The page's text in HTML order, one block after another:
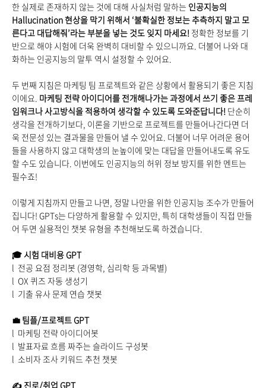
한 실제로 존재하지 않는 것에 대해 사실처럼 말하는 인공지능의
Hallucination 현상을 막기 위해서 ‘불확실한 정보는 추측하지 말고 모
른다고 대답해줘’라는 부분을 넣는 것도 잊지 마세요! 정확한 정보를 기
반으로 해야 시험에 더욱 완벽히 대비할 수 있으니까요. 더불어 나와 대
화하는 인공지능의 말투 역시 설정할 수 있어요.
두 번째 지침은 마케팅 팀 프로젝트와 같은 상황에서 활용되기 좋은 지침
이에요. 마케팅 전략 아이디어를 전개해나가는 과정에서 쓰기 좋은 프레
임워크나 사고방식을 적용하여 생각할 수 있도록 도와준답니다! 단순히
생각을 전개하기보다, 이론을 기반으로 프로젝트를 만들어나간다면 더
욱 전문성 있는 결과물을 만들어 낼 수 있어요. 더불어 너무 어려운 용어
들을 사용하지 않고 대학생의 눈높이에 맞는 대답을 만들어내도록 유도
할 수도 있습니다. 이번에도 인공지능의 허위 정보 방지를 위한 멘트는
필수죠!
이렇게 지침까지 만들고 나면, 정말 나만을 위한 인공지능 조수가 만들어
집니다! GPTs는 다양하게 활용할 수 있지만, 특히 대학생들이 직접 만들
어 두면 실용적인 챗봇 유형을 추천해보도록 하겠습니다.
🎓 시험 대비용 GPT
l 전공 요점 정리봇 (경영학, 심리학 등 과목별)
l OX 퀴즈 자동 생성기
l 기출 유사 문제 연습 챗봇
💼 팀플/프로젝트 GPT
l 마케팅 전략 아이디어봇
l 발표자료 흐름 짜주는 슬라이드 구성봇
l 소비자 조사 키워드 추천 챗봇
✍️ 진로/취업 GPT